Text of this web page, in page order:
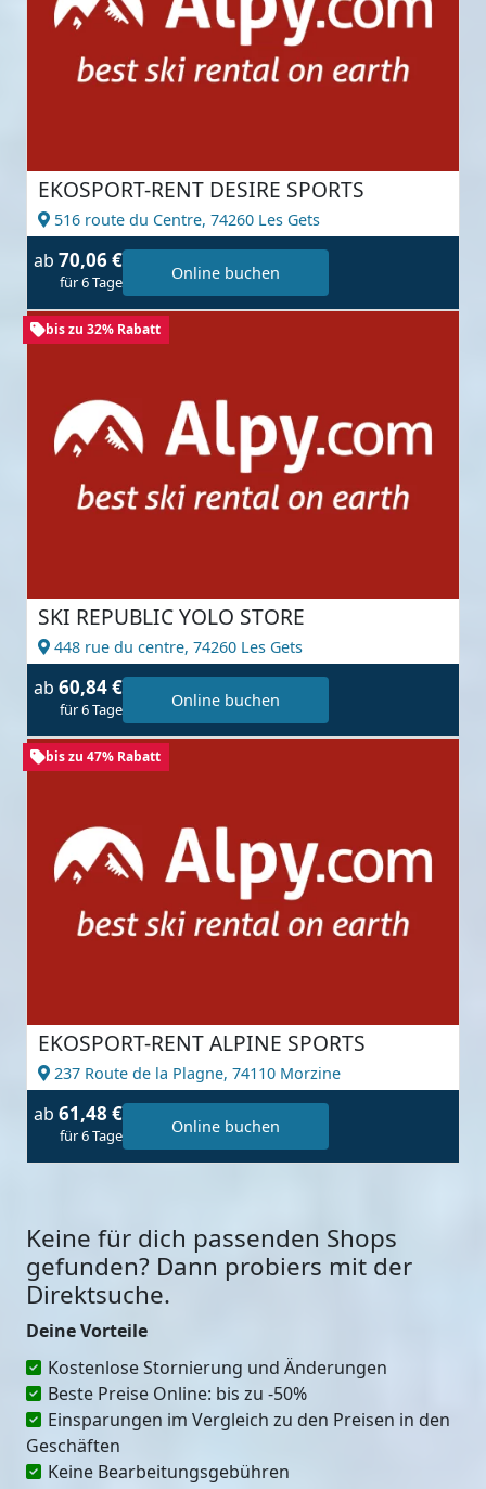
EKOSPORT-RENT DESIRE SPORTS
516 route du Centre, 74260 Les Gets
ab 70,06 €
für 6 Tage Online buchen
bis zu 32% Rabatt
SKI REPUBLIC YOLO STORE
448 rue du centre, 74260 Les Gets
ab 60,84 €
für 6 Tage Online buchen
bis zu 47% Rabatt
EKOSPORT-RENT ALPINE SPORTS
237 Route de la Plagne, 74110 Morzine
ab 61,48 €
für 6 Tage Online buchen
Keine für dich passenden Shops
gefunden? Dann probiers mit der
Direktsuche.
Deine Vorteile
Kostenlose Stornierung und Änderungen
Beste Preise Online: bis zu -50%
Einsparungen im Vergleich zu den Preisen in den
Geschäften
Keine Bearbeitungsgebühren